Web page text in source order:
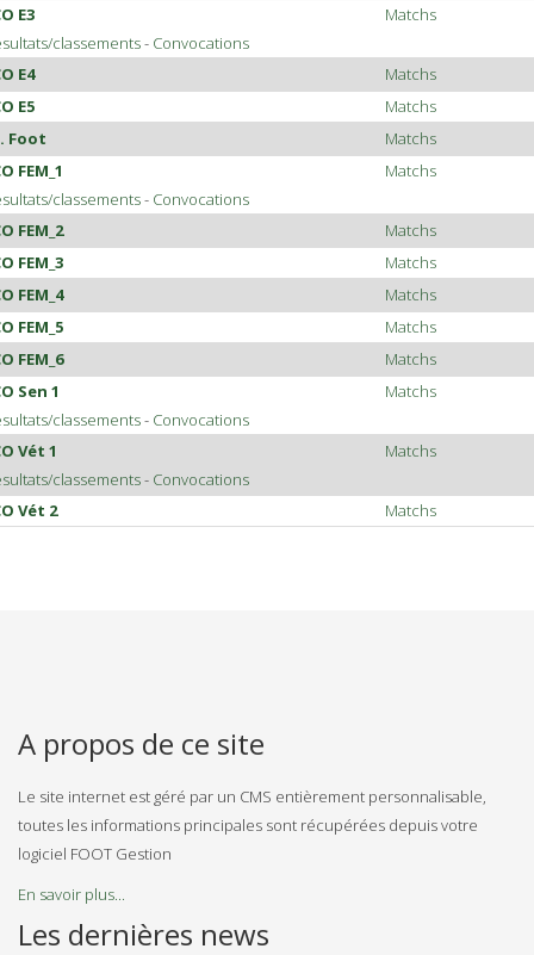
E3
Matchs
classements- Convocations
E4
Matchs
E5
Matchs
Foot
Matchs
FEM_1
Matchs
classements- Convocations
FEM_2
Matchs
FEM_3
Matchs
FEM_4
Matchs
FEM_5
Matchs
FEM_6
Matchs
Sen 1
Matchs
classements- Convocations
Vét 1
Matchs
classements- Convocations
Vét 2
Matchs
A propos de ce site
Le site internet est géré par un CMS entièrement personnalisable,
toutes les informations principales sont récupérées depuis votre
logiciel FOOT Gestion
En savoir plus...
Les dernières news